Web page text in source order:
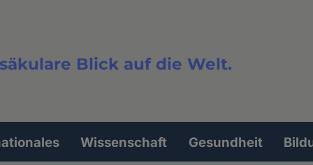
Blick auf die Welt.
Wissenschaft Gesundheit